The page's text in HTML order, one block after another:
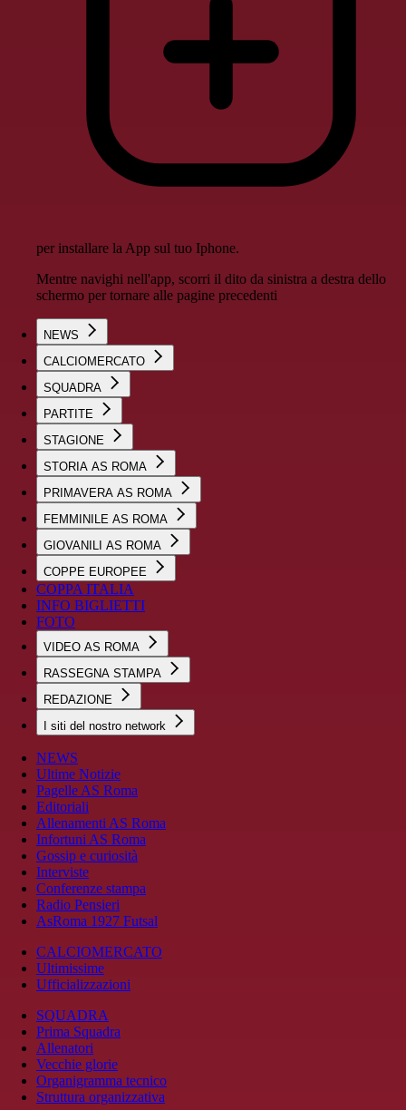
per installare la App sul tuo Iphone.
Mentre navighi nell'app, scorri il dito da sinistra a destra dello
schermo per tornare alle pagine precedenti
NEWS
CALCIOMERCATO
SQUADRA
PARTITE
STAGIONE
STORIA AS ROMA
PRIMAVERA AS ROMA
FEMMINILE AS ROMA
GIOVANILI AS ROMA
COPPE EUROPEE
COPPA ITALIA
INFO BIGLIETTI
FOTO
VIDEO AS ROMA
RASSEGNA STAMPA
REDAZIONE
I siti del nostro network
NEWS
Ultime Notizie
Pagelle AS Roma
Editoriali
Allenamenti AS Roma
Infortuni AS Roma
Gossip e curiosità
Interviste
Conferenze stampa
Radio Pensieri
AsRoma 1927 Futsal
CALCIOMERCATO
Ultimissime
Ufficializzazioni
SQUADRA
Prima Squadra
Allenatori
Vecchie glorie
Organigramma tecnico
Struttura organizzativa